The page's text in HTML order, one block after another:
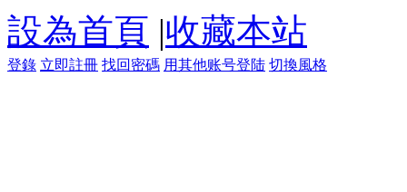
設為首頁 |收藏本站
登錄 立即註冊 找回密碼 用其他账号登陆 切換風格